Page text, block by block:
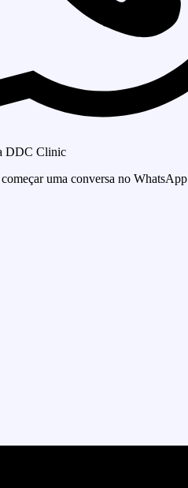
DDC Clinic
começar uma conversa no WhatsApp